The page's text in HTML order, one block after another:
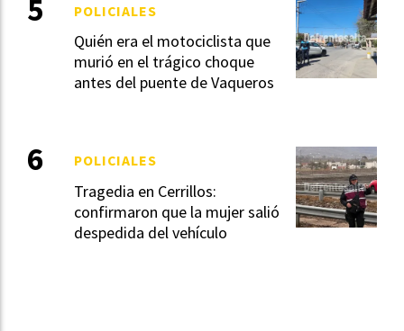
Quién era el motociclista que
murió en el trágico choque
antes del puente de Vaqueros
POLICIALES
Tragedia en Cerrillos:
confirmaron que la mujer salió
despedida del vehículo
POLICIALES